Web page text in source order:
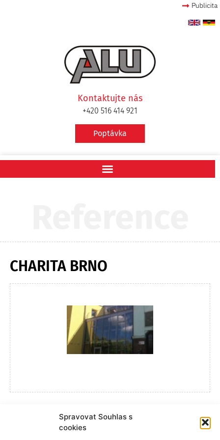
Spravovat Souhlas s
cookies
Publicita
Kontaktujte nás
+420 516 414 921
Poptávka
CHARITA BRNO